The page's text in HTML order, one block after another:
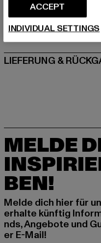
GRÖSSE & PASSFORM
PFLEGEHINWEISE
LIEFERUNG &
MELDE
BEN!
Melde dich hier für
erhalte künftig
nds, Angebote und
er E-Mail!
ACCEPT
INDIVIDUAL SETTINGS